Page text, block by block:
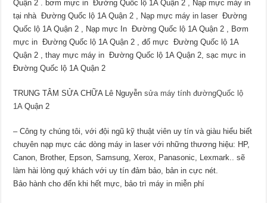
Quận 2 . bơm mực in Đường Quốc lộ 1A Quận 2 , Nạp mực máy in
tại nhà Đường Quốc lộ 1A Quận 2 , Nạp mực máy in laser Đường
Quốc lộ 1A Quận 2 , Nạp mực In Đường Quốc lộ 1A Quận 2 , Bơm
mực in Đường Quốc lộ 1A Quận 2 , đổ mực Đường Quốc lộ 1A
Quận 2 , thay mực máy in Đường Quốc lộ 1A Quận 2, sạc mực in
Đường Quốc lộ 1A Quận 2
TRUNG TÂM SỬA CHỮA Lê Nguyễnsửa máy tính đườngQuốc lộ
1A Quận 2
– Công ty chúng tôi, với đội ngũ kỹ thuật viên uy tín và giàu hiểu biết
chuyên nạp mực các dòng máy in laser với những thương hiệu: HP,
Canon, Brother, Epson, Samsung, Xerox, Panasonic, Lexmark.. sẽ
làm hài lòng quý khách với uy tín đảm bảo, bản in cực nét.
Bảo hành cho đến khi hết mực, bảo trì máy in miễn phí